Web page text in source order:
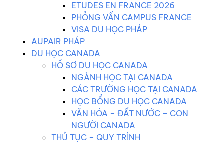
ETUDES EN FRANCE 2026
PHỎNG VẤN CAMPUS FRANCE
VISA DU HỌC PHÁP
AUPAIR PHÁP
DU HỌC CANADA
HỒ SƠ DU HỌC CANADA
NGÀNH HỌC TẠI CANADA
CÁC TRƯỜNG HỌC TẠI CANADA
HỌC BỔNG DU HỌC CANADA
VĂN HÓA – ĐẤT NƯỚC – CON
NGƯỜI CANADA
THỦ TỤC – QUY TRÌNH